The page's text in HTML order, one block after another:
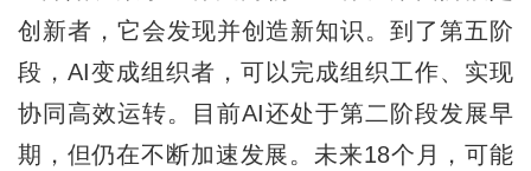
创新者，它会发现并创造新知识。到了第五阶
段，AI变成组织者，可以完成组织工作、实现
协同高效运转。目前AI还处于第二阶段发展早
期，但仍在不断加速发展。未来18个月，可能